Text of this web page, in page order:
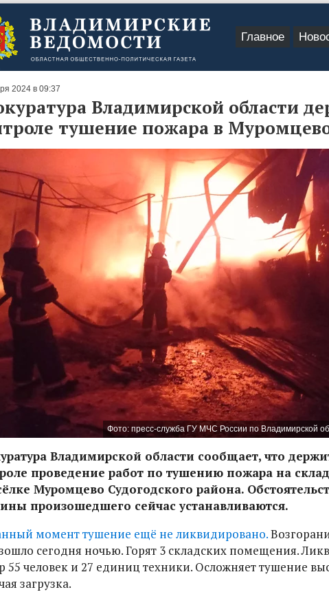
Главное
2024 в 09:37
Владимирской области
тушение пожара в
Фото: пресс-служба ГУ МЧС России по Владимирской
Владимирской области сообщает, что
проведение работ по тушению пожара на
Муромцево Судогодского района.
произошедшего сейчас устанавливаются.
момент тушение ещё не ликвидировано.
сегодня ночью. Горят 3 складских помещения.
55 человек и 27 единиц техники. Осложняет тушение
загрузка.